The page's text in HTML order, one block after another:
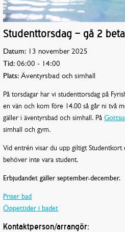
Studenttorsdag – gå 2
Datum: 13 november 2025
Tid: 06:00 - 14:00
Plats: Äventyrsbad och simhall
På torsdagar har vi studenttorsdag på
en vän och kom före 14.00 så går ni två
gäller i äventyrsbad och simhall. På
simhall och gym.
Vid entrén visar du upp giltigt
behöver inte vara student.
Erbjudandet gäller september-december.
Priser bad
Öppettider i badet
Kontaktperson/arrangör: